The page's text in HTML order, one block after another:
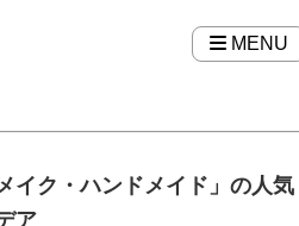
MENU
イク・ハンドメイド」の人気
ア